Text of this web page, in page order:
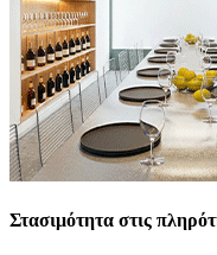
Στασιμότητα στις